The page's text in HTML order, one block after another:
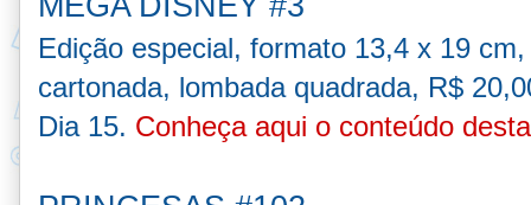
Edição especial, formato 13,4 x 19
cartonada, lombada quadrada, R$
Dia 15. Conheça aqui o conteúdo